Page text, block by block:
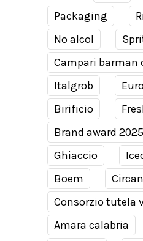
Packaging
No alcol
Campari
Italgrob
Birificio
Brand award 2025
Ghiaccio
Boem
Consorzio tutela
Amara calabria